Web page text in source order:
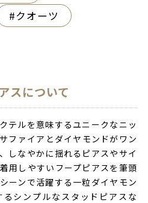
クオーツ
スについて
テルを意味するユニークなニッ
ファイアとダイヤモンドがワン
しなやかに揺れるピアスやサイ
用しやすいフープピアスを筆頭
ーンで活躍する一粒ダイヤモン
シンプルなスタッドピアスな